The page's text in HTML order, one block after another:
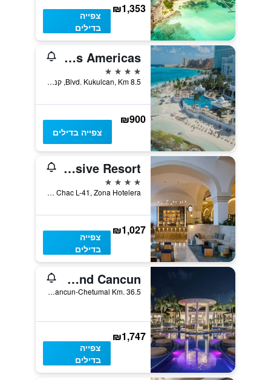
₪1,353
צפייה
בדילים
Riu Palace Las Americas
4 כוכבים
Blvd. Kukulcan, Km 8.5, קנקון, מדינת קינטאנה רו, מקסיקו
₪900
צפייה בדילים
Marriott Cancun, An All-Inclusive Resort
4 כוכבים
Boulevard Kukulcan Km 14.5, Retorno Chac L-41, Zona Hotelera, קנקון, מדינת קינטאנה רו, מקסיקו
₪1,027
צפייה
בדילים
Moon Palace The Grand Cancun
Carretera Cancun-Chetumal Km. 36.5, קנקון, מדינת קינטאנה רו, מקסיקו
₪1,747
צפייה
בדילים